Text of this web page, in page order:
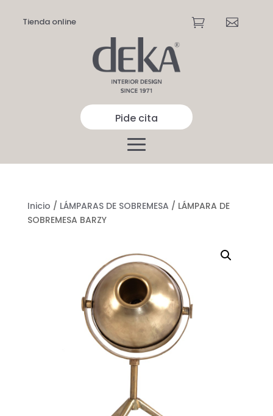
Tienda online  
Pide cita
Inicio / LÁMPARAS DE SOBREMESA / LÁMPARA DE
SOBREMESA BARZY